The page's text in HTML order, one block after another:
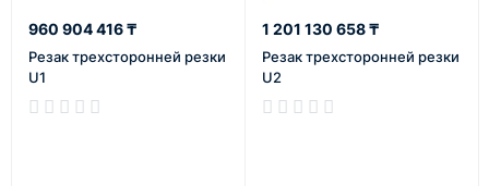
960 904 416 ₸
Резак трехсторонней резки
U1
1 201 130 658 ₸
Резак трехсторонней резки
U2